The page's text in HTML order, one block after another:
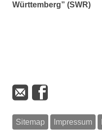
Württemberg” (SWR)
Sitemap Impressum